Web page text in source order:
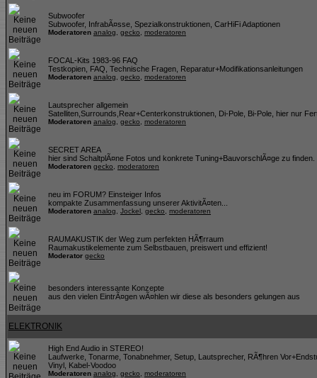
Subwoofer
Subwoofer, InfrabÃ¤sse, Spezialkonstruktionen, CarHiFi Adaptionen
Moderatoren analog gecko moderatoren
FOCAL-Kits 1983-96 FAQ
Testkopien, FAQ, Technische Fragen, Reparatur+Modifikationsanleitungen
Moderatoren analog gecko moderatoren
Lautsprecher allgemein
Satelliten,Surrounds,Rear+Centerkonstruktionen, Di-Pole, Bi-Pole, hier nur
Moderatoren analog gecko moderatoren
SECRET AREA
hier sind SchaltplÃ¤ne Fotos und konkrete Tuning+BauvorschlÃ¤ge zu
Moderatoren gecko moderatoren
neu im FORUM? Einsteiger Infos
kompakte Zusammenfassung unserer AktivitÃ¤ten...
Moderatoren analog Jockel gecko moderatoren
RAUMAKUSTIK der Weg zum perfekten HÃ¶rraum
Raumakustikelemente zum Selbstbauen, preiswert und effizient!
Moderator gecko
besonders interessante Konzepte
aus den vielen EintrÃ¤gen wÃ¤hlen wir diese als besonders gelungen aus
ELEKTRONIK
High End Audio in STEREO!
Laufwerke, Tonarme, Tonabnehmer, Setup, Lautsprecher, RÃ¶hren
Vinyl, Kabel-Voodoo
Moderatoren analog gecko moderatoren